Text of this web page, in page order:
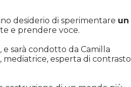
desiderio di sperimentare un
e prendere voce.
, e sarà condotto da Camilla
mediatrice, esperta di contrasto